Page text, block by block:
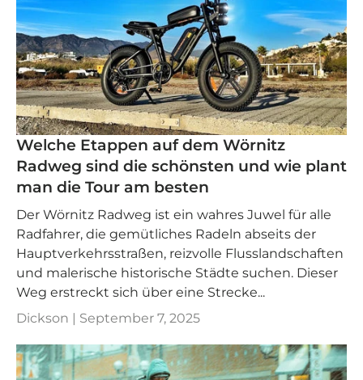
Welche Etappen auf dem Wörnitz
Radweg sind die schönsten und wie plant
man die Tour am besten
Der Wörnitz Radweg ist ein wahres Juwel für alle
Radfahrer, die gemütliches Radeln abseits der
Hauptverkehrsstraßen, reizvolle Flusslandschaften
und malerische historische Städte suchen. Dieser
Weg erstreckt sich über eine Strecke...
Dickson | September 7, 2025